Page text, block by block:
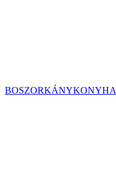
BOSZORKÁNYKONYHA